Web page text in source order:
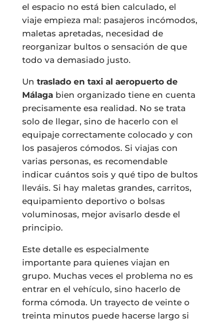
el espacio no está bien calculado, el
viaje empieza mal: pasajeros incómodos,
maletas apretadas, necesidad de
reorganizar bultos o sensación de que
todo va demasiado justo.
Un traslado en taxi al aeropuerto de
Málagabien organizado tiene en cuenta
precisamente esa realidad. No se trata
solo de llegar, sino de hacerlo con el
equipaje correctamente colocado y con
los pasajeros cómodos. Si viajas con
varias personas, es recomendable
indicar cuántos sois y qué tipo de bultos
lleváis. Si hay maletas grandes, carritos,
equipamiento deportivo o bolsas
voluminosas, mejor avisarlo desde el
principio.
Este detalle es especialmente
importante para quienes viajan en
grupo. Muchas veces el problema no es
entrar en el vehículo, sino hacerlo de
forma cómoda. Un trayecto de veinte o
treinta minutos puede hacerse largo si